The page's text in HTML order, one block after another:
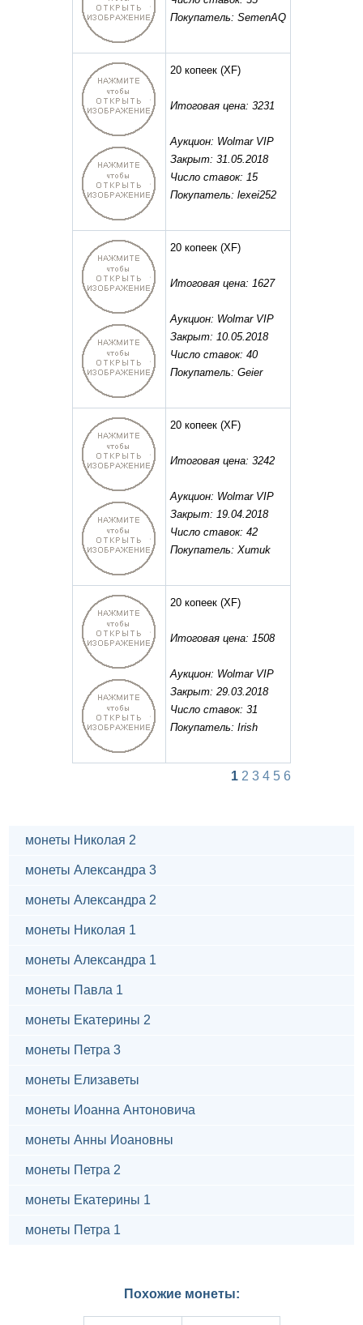
Покупатель: SemenAQ
20 копеек (XF)
Итоговая цена: 3231
Аукцион: Wolmar VIP
Закрыт: 31.05.2018
Число ставок: 15
Покупатель: lexei252
20 копеек (XF)
Итоговая цена: 1627
Аукцион: Wolmar VIP
Закрыт: 10.05.2018
Число ставок: 40
Покупатель: Geier
20 копеек (XF)
Итоговая цена: 3242
Аукцион: Wolmar VIP
Закрыт: 19.04.2018
Число ставок: 42
Покупатель: Xumuk
20 копеек (XF)
Итоговая цена: 1508
Аукцион: Wolmar VIP
Закрыт: 29.03.2018
Число ставок: 31
Покупатель: Irish
1 2 3 4 5 6
монеты Николая 2
монеты Александра 3
монеты Александра 2
монеты Николая 1
монеты Александра 1
монеты Павла 1
монеты Екатерины 2
монеты Петра 3
монеты Елизаветы
монеты Иоанна Антоновича
монеты Анны Иоановны
монеты Петра 2
монеты Екатерины 1
монеты Петра 1
Похожие монеты: